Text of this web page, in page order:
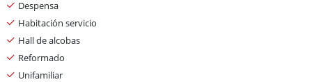
Despensa
Habitación servicio
Hall de alcobas
Reformado
Unifamiliar